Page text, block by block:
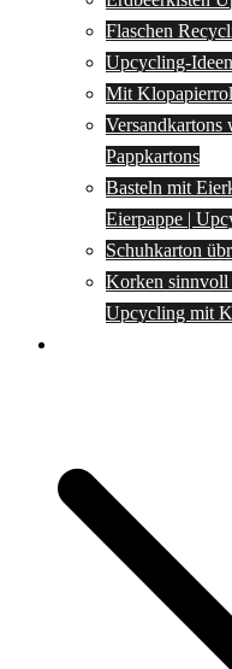
Flaschen
Upcycling-Ideen
Mit
Pappkartons
Basteln mit
Eierpappe |
Schuhkarton
Korken sinnvoll
Upcycling mit